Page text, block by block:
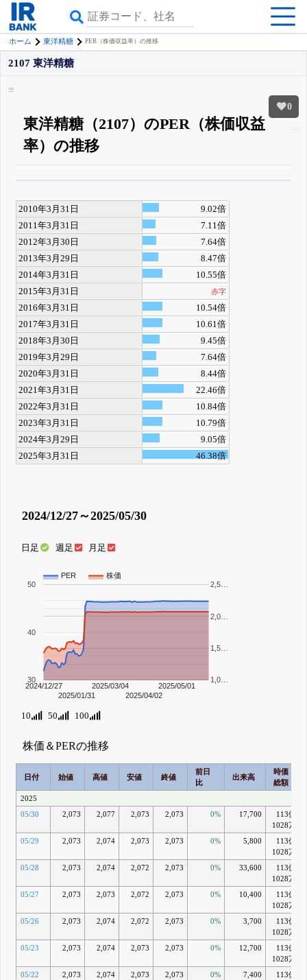
ホーム 東洋精糖 PER（株価収益率）の推移
0
2107 東洋精糖
東洋精糖（2107）のPER（株価収益
率）の推移
詳しく見られる無料でβ版をはじめる
登録すると永久30%OFFと米株版の先行利用も付きます
2010年3月31日
9.02倍
2011年3月31日
7.11倍
2012年3月30日
7.64倍
2013年3月29日
8.47倍
2014年3月31日
10.55倍
2015年3月31日
赤字
2016年3月31日
10.54倍
2017年3月31日
10.61倍
2018年3月30日
9.45倍
2019年3月29日
7.64倍
2020年3月31日
8.44倍
2021年3月31日
22.46倍
2022年3月31日
10.84倍
2023年3月31日
10.79倍
2024年3月29日
9.05倍
2025年3月31日
46.38倍
2024/12/27～2025/05/30
日足 週足 月足
PER 株価
2024/12/27
2025/01/31
2025/03/04
2025/04/02
2025/05/01
30
40
50
1,0…
1,5…
2,0…
2,5…
10 50 100
株価＆PERの推移
日付 始値 高値 安値 終値
前日
比
出来高
時価
総額
2025
05/30
2,073 2,077 2,073 2,073 0% 17,700
113億
1028万
05/29
2,073 2,074 2,073 2,073 0% 5,800
113億
1028万
05/28
2,073 2,074 2,072 2,073 0% 33,600
113億
1028万
05/27
2,073 2,073 2,072 2,073 0% 10,400
113億
1028万
05/26
2,073 2,074 2,072 2,073 0% 3,700
113億
1028万
05/23
2,073 2,074 2,073 2,073 0% 12,700
113億
1028万
05/22
2,073 2,074 2,073 2,073 0% 7,400
113億